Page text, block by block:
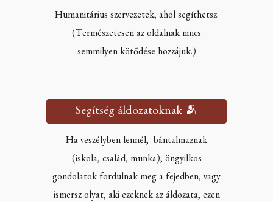
Humanitárius szervezetek, ahol segíthetsz.
(Természetesen az oldalnak nincs
semmilyen kötődése hozzájuk.)
Segítség áldozatoknak 🫂
Ha veszélyben lennél, bántalmaznak
(iskola, család, munka), öngyilkos
gondolatok fordulnak meg a fejedben, vagy
ismersz olyat, aki ezeknek az áldozata, ezen